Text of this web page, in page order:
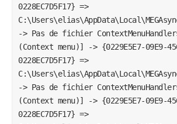
0228EC7D5F17} =>
-> Pas de fichier
(Context menu)] -> {0229E5E7-09E9-
0228EC7D5F17} =>
-> Pas de fichier
(Context menu)] -> {0229E5E7-09E9-
0228EC7D5F17} =>